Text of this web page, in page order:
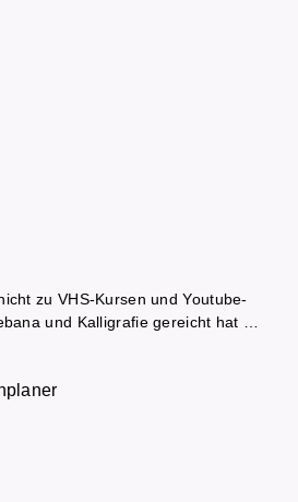
zu VHS-Kursen und Youtube-
und Kalligrafie gereicht hat …